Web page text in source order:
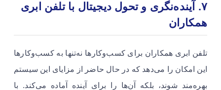
۷. آینده‌نگری و تحول دیجیتال
با تلفن ابری
همکاران
تلفن ابری همکاران برای کسب‌وکارها نه‌تنها به کسب‌وکارها
این امکان را می‌دهد که در حال حاضر از مزایای این سیستم
بهره‌مند شوند، بلکه آن‌ها را برای آینده آماده می‌کند. با